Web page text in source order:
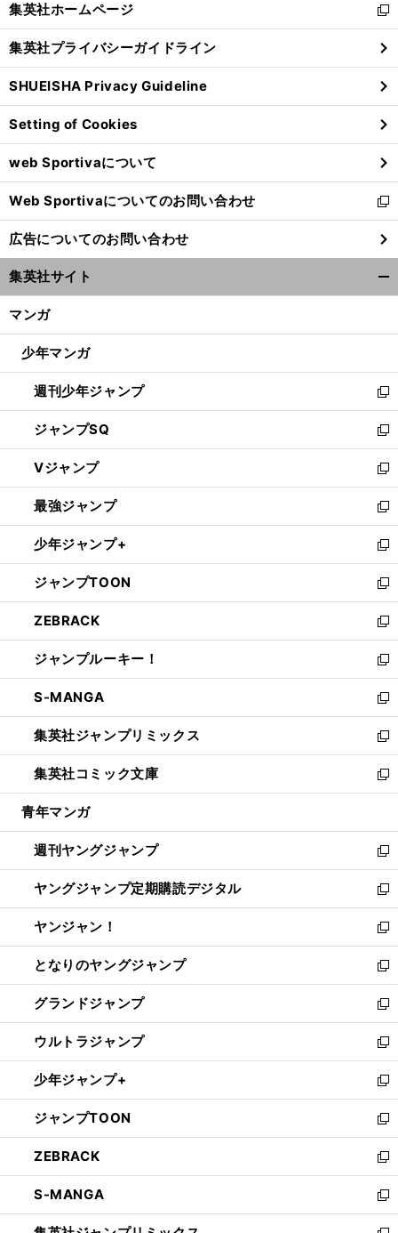
閉
る
集英社ホームページ
新
し
い
ウ
ィ
ン
ド
ウ
で
開
く
集英社プライバシーガイドライン
SHUEISHA Privacy Guideline
Setting of Cookies
web Sportivaについて
Web Sportivaについてのお問い合わせ
新
し
い
ウ
ィ
ン
ウ
開
く
広告についてのお問い合わせ
集英社サイト
マンガ
少年マンガ
週刊少年ジャンプ
新
し
い
ウ
ィ
ン
ド
ウ
で
開
く
ジャンプSQ
新
し
い
ウ
ィ
ン
ド
ウ
で
開
く
Vジャンプ
新
し
い
ウ
ィ
ン
ド
ウ
で
開
く
最強ジャンプ
新
し
い
ウ
ィ
ン
ド
ウ
で
開
く
少年ジャンプ+
新
し
い
ウ
ィ
ン
ド
ウ
で
開
く
ジャンプTOON
新
し
い
ウ
ィ
ン
ド
ウ
で
開
く
ZEBRACK
新
し
い
ウ
ィ
ン
ド
ウ
で
開
ジャンプルーキー！
新
し
い
ウ
ィ
ン
ド
ウ
開
く
S-MANGA
新
し
い
ウ
ィ
ン
ウ
で
開
く
集英社ジャンプリミックス
新
し
い
ウ
ン
ド
ウ
で
開
く
集英社コミック文庫
新
し
ウ
ィ
ン
ド
ウ
で
開
く
青年マンガ
週刊ヤングジャンプ
新
し
い
ウ
ィ
ン
ド
ウ
で
開
く
ヤングジャンプ定期購読デジタル
新
し
い
ウ
ィ
ン
ド
ウ
で
開
く
ヤンジャン！
新
し
い
ウ
ィ
ン
ド
ウ
で
開
く
となりのヤングジャンプ
新
し
い
ウ
ィ
ン
ド
ウ
で
開
く
グランドジャンプ
新
し
い
ウ
ィ
ン
ド
ウ
で
開
く
ウルトラジャンプ
新
し
い
ウ
ィ
ン
ド
ウ
で
開
少年ジャンプ+
新
し
い
ウ
ィ
ン
ド
ウ
ジャンプTOON
新
し
い
ウ
ィ
ン
ZEBRACK
新
し
い
ウ
S-MANGA
新
し